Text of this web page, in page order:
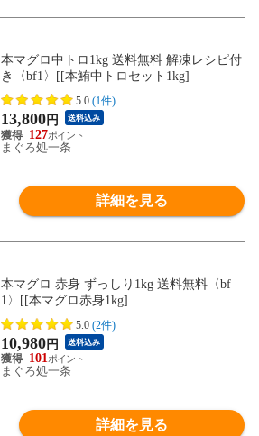
本マグロ中トロ1kg 送料無料 解凍レシピ付
き〈bf1〉[[本鮪中トロセット1kg]
5.0 (1件)
13,800円 送料込み
127
まぐろ処一条
詳細を見る
本マグロ 赤身 ずっしり1kg 送料無料〈bf
1〉[[本マグロ赤身1kg]
5.0 (2件)
10,980円 送料込み
101
まぐろ処一条
詳細を見る